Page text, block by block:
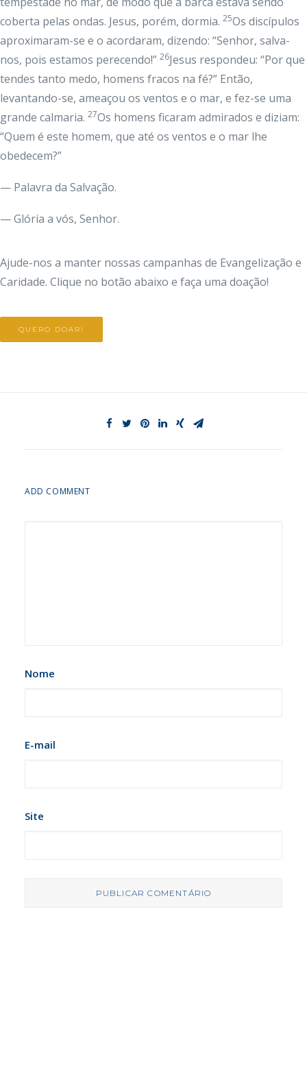
coberta pelas ondas. Jesus, porém, dormia. 25Os discípulos
aproximaram-se e o acordaram, dizendo: “Senhor, salva-
nos, pois estamos perecendo!” 26Jesus respondeu: “Por que
tendes tanto medo, homens fracos na fé?” Então,
levantando-se, ameaçou os ventos e o mar, e fez-se uma
grande calmaria. 27Os homens ficaram admirados e diziam:
“Quem é este homem, que até os ventos e o mar lhe
obedecem?”
— Palavra da Salvação.
— Glória a vós, Senhor.
Ajude-nos a manter nossas campanhas de Evangelização e
Caridade. Clique no botão abaixo e faça uma doação!
QUERO DOAR!
ADD COMMENT
Nome
E-mail
Site